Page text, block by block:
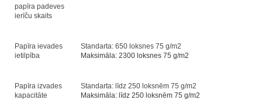
papīra padeves
ierīču skaits
Papīra ievades
ietilpība
Standarta: 650 loksnes 75 g/m2
Maksimāla: 2300 loksnes 75 g/m2
Papīra izvades
kapacitāte
Standarta: līdz 250 loksnēm 75 g/m2
Maksimāla: līdz 250 loksnēm 75 g/m2